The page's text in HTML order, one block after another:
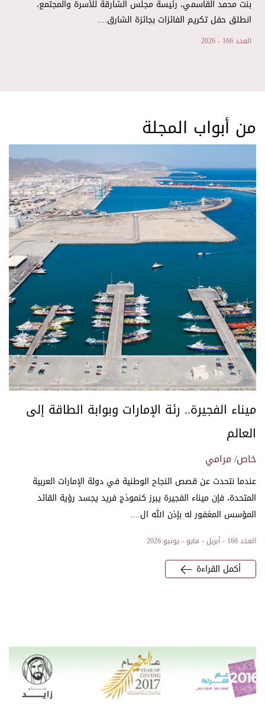
بنت محمد القاسمي، رئيسة مجلس الشارقة للأسرة والمجتمع،
انطلق حفل تكريم الفائزات بجائزة الشارق....
العدد 166 - 2026
من أبواب المجلة
ميناء الفجيرة.. رئة الإمارات وبوابة الطاقة إلى
العالم
خاص/ مرامي
عندما نتحدث عن قصص النجاح الوطنية في دولة الإمارات العربية
المتحدة، فإن ميناء الفجيرة يبرز كنموذج فريد يجسد رؤية القائد
المؤسس المغفور له بإذن الله ال....
العدد 166 - أبريل - مايو - يونيو 2026
أكمل القراءة